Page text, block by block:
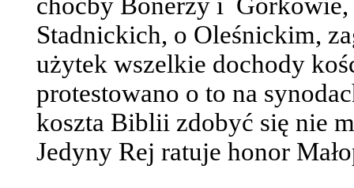
Stadnickich, o Oleśnickim,
użytek wszelkie dochody
protestowano o to na
koszta Biblii zdobyć się nie
Jedyny Rej ratuje honor